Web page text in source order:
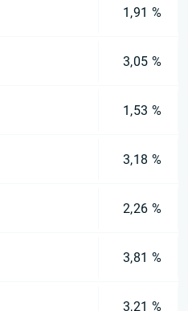
1,91 %
3,05 %
1,53 %
3,18 %
2,26 %
3,81 %
3,21 %